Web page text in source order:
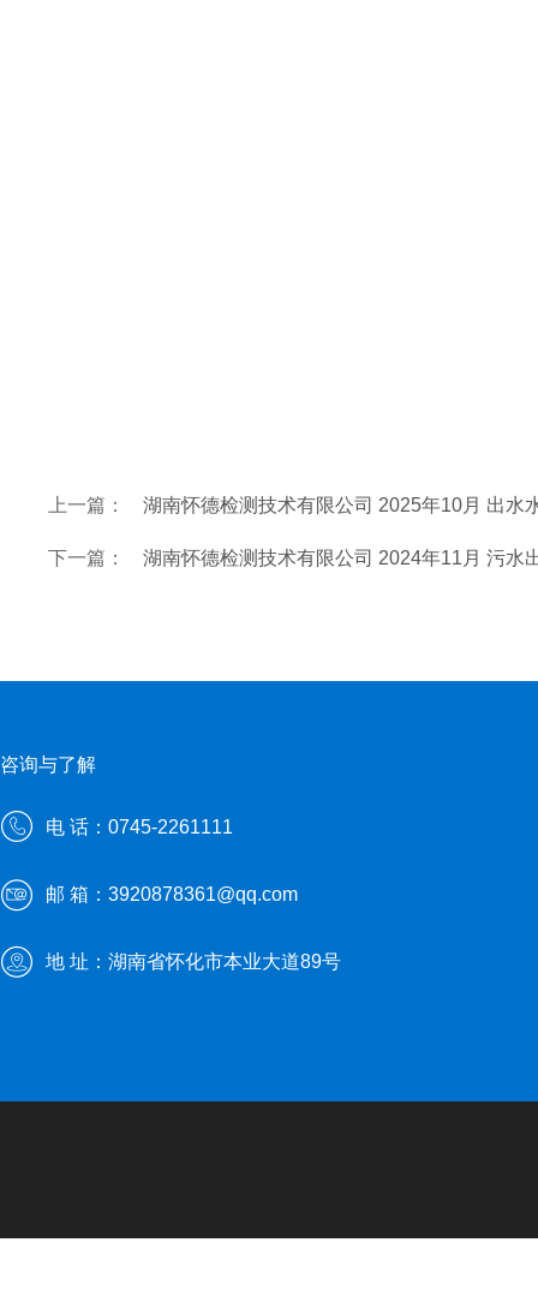
上一篇： 湖南怀德检测技术有限公司 2025年10月 出水
下一篇： 湖南怀德检测技术有限公司 2024年11月 污水
咨询与了解
电 话：0745-2261111
邮 箱：3920878361@qq.com
地 址：湖南省怀化市本业大道89号